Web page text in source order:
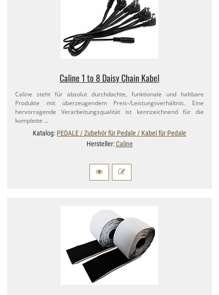
Caline 1 to 8 Daisy Chain Kabel
Caline steht für absolut durchdachte, funktionale und haltbare
Produkte mit überzeugendem Preis-​/Leistungsverhältnis. Eine
hervorragende Verarbeitungsqualität ist kennzeichnend für die
komplette …
Katalog: PEDALE / Zubehör für Pedale / Kabel für Pedale
Hersteller:Caline